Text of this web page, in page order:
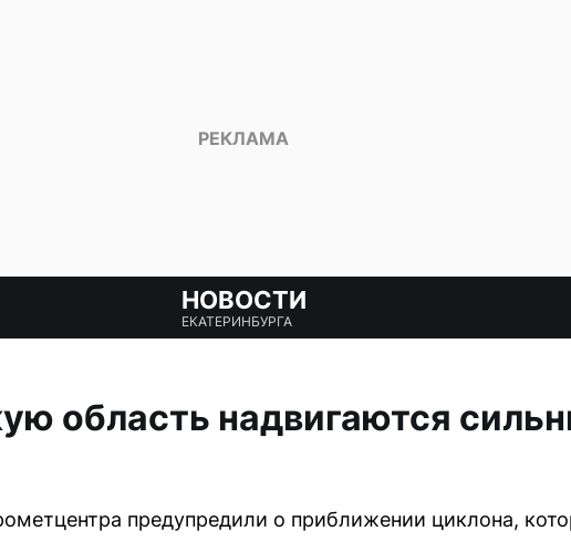
НОВОСТИ
ЕКАТЕРИНБУРГА
область надвигаются
предупредили о приближении циклона,